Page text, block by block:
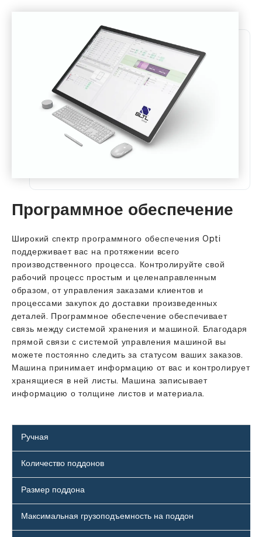
Программное обеспечение
Широкий спектр программного обеспечения Opti
поддерживает вас на протяжении всего
производственного процесса. Контролируйте свой
рабочий процесс простым и целенаправленным
образом, от управления заказами клиентов и
процессами закупок до доставки произведенных
деталей. Программное обеспечение обеспечивает
связь между системой хранения и машиной. Благодаря
прямой связи с системой управления машиной вы
можете постоянно следить за статусом ваших заказов.
Машина принимает информацию от вас и контролирует
хранящиеся в ней листы. Машина записывает
информацию о толщине листов и материала.
Ручная
Количество поддонов
Размер поддона
Максимальная грузоподъемность на поддон